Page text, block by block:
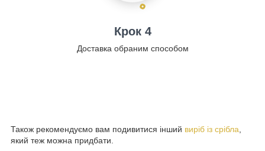
Крок 4
Доставка обраним способом
Також рекомендуємо вам подивитися інший виріб із срібла
який теж можна придбати.